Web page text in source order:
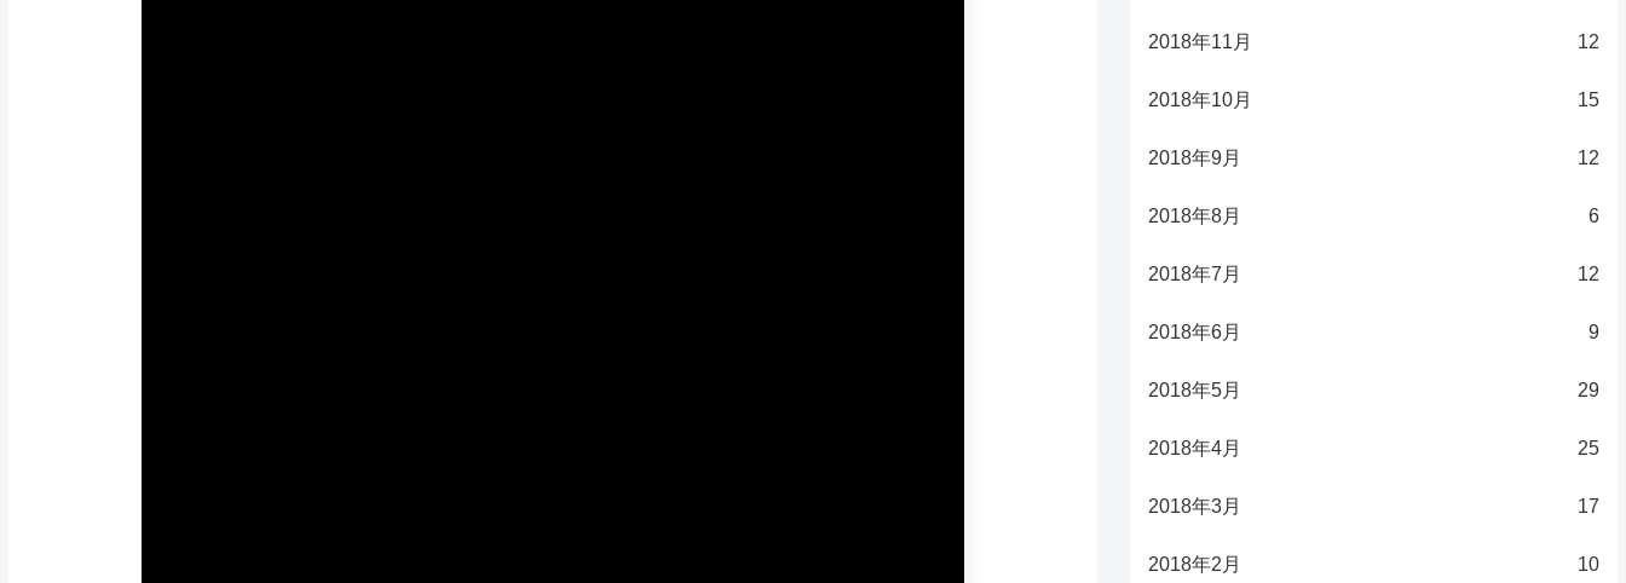
2018年11月 12
2018年10月 15
2018年9月 12
2018年8月 6
2018年7月 12
2018年6月 9
2018年5月 29
2018年4月 25
2018年3月 17
2018年2月 10